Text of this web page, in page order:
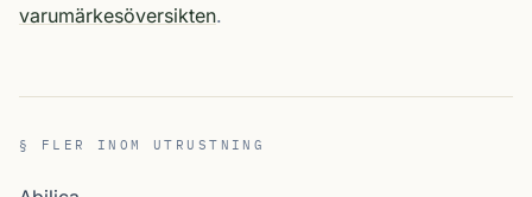
varumärkesöversikten.
§ FLER INOM UTRUSTNING